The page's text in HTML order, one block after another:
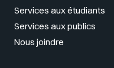
Services aux étudiants
Services aux publics
Nous joindre